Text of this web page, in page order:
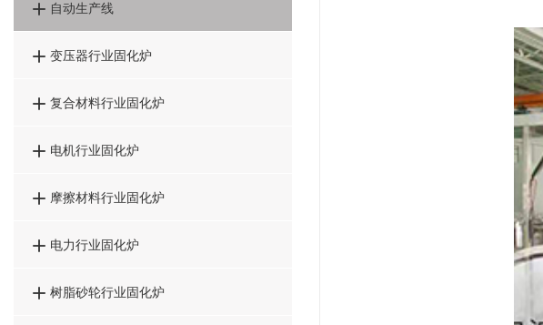
 自动生产线
 变压器行业固化炉
 复合材料行业固化炉
 电机行业固化炉
 摩擦材料行业固化炉
 电力行业固化炉
 树脂砂轮行业固化炉